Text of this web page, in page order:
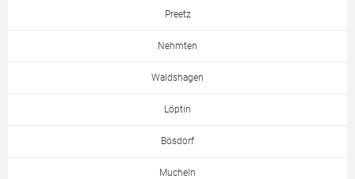
Preetz
Nehmten
Waldshagen
Löptin
Bösdorf
Mucheln